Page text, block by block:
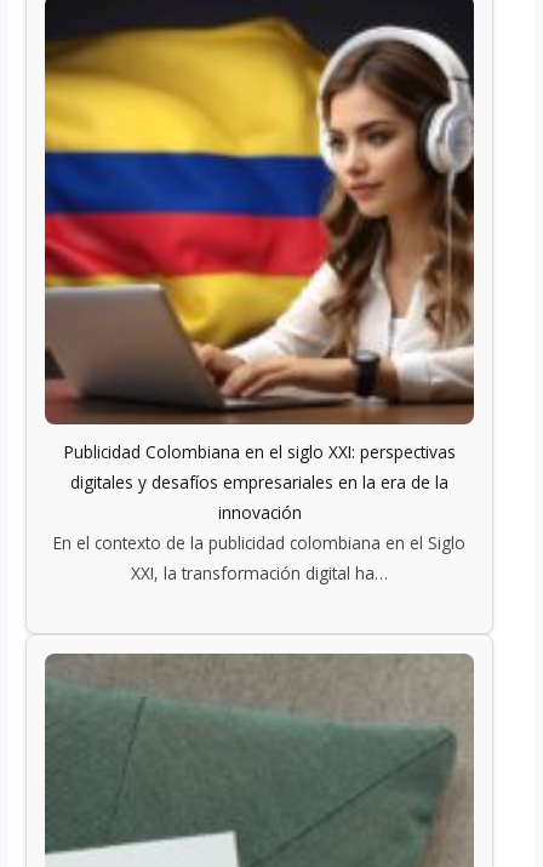
Publicidad Colombiana en el siglo XXI: perspectivas
digitales y desafíos empresariales en la era de la
innovación
En el contexto de la publicidad colombiana en el Siglo
XXI, la transformación digital ha…